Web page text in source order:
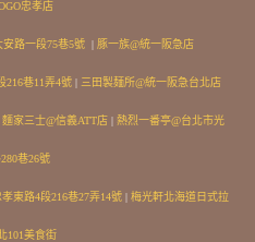
忠孝店
安路一段75巷5號 | 豚一族@統一阪急店
216巷11弄4號 | 三田製麺所@統一阪急台北店
麵家三士@信義ATT店| 熱烈一番亭@台北市光
巷26號
東路4段216巷27弄14號| 梅光軒北海道日式拉
101美食街